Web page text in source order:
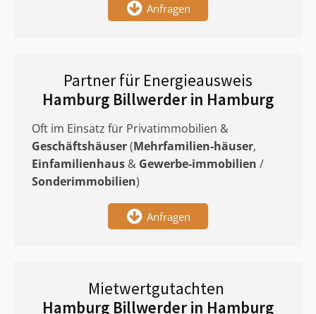
Anfragen
Partner für Energieausweis
Hamburg Billwerder in Hamburg
Oft im Einsatz für Privatimmobilien &
Geschäftshäuser(Mehrfamilien-häuser,
Einfamilienhaus & Gewerbe-immobilien /
Sonderimmobilien)
Anfragen
Mietwertgutachten
Hamburg Billwerder in Hamburg